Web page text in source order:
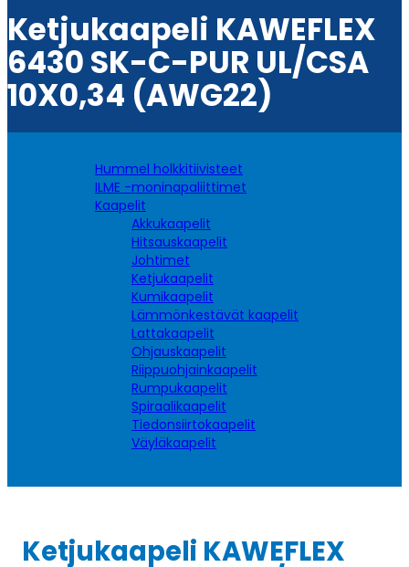
Ketjukaapeli KAWEFLEX
6430 SK-C-PUR UL/CSA
10X0,34 (AWG22)
Hummel holkkitiivisteet
ILME -moninapaliittimet
Kaapelit
Akkukaapelit
Hitsauskaapelit
Johtimet
Ketjukaapelit
Kumikaapelit
Lämmönkestävät kaapelit
Lattakaapelit
Ohjauskaapelit
Riippuohjainkaapelit
Rumpukaapelit
Spiraalikaapelit
Tiedonsiirtokaapelit
Väyläkaapelit
Ketjukaapeli KAWEFLEX